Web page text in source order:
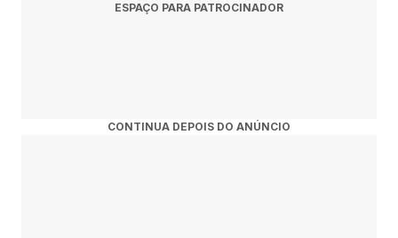
ESPAÇO PARA PATROCINADOR
CONTINUA DEPOIS DO ANÚNCIO